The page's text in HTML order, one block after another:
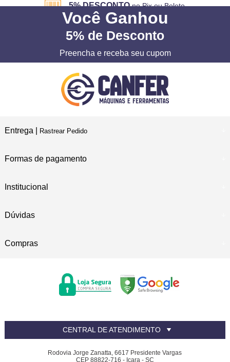
5% DESCONTO no Pix ou Boleto
Você Ganhou
5% de Desconto
Preencha e receba seu cupom
Entrega | Rastrear Pedido
Formas de pagamento
Institucional
Dúvidas
Compras
CENTRAL DE ATENDIMENTO
Rodovia Jorge Zanatta, 6617 Presidente Vargas
CEP 88822-716 - Içara - SC